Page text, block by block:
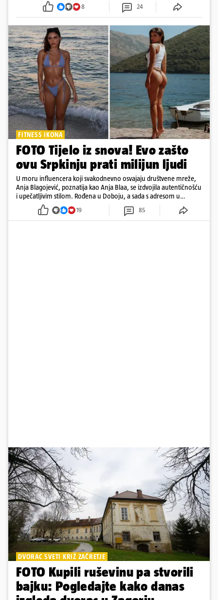
i šoping centri sami biraju koje će to nedjelje biti
8 24
FITNESS IKONA
FOTO Tijelo iz snova! Evo zašto
ovu Srpkinju prati milijun ljudi
U moru influencera koji svakodnevno osvajaju društvene mreže,
Anja Blagojević, poznatija kao Anja Blaa, se izdvojila autentičnošću
i upečatljivim stilom. Rođena u Doboju, a sada s adresom u
Dubaiju, Anja je spoj glamura, discipline i mladenačke energije
19 85
DVORAC SVETI KRIŽ ZAČRETJE
FOTO Kupili ruševinu pa stvorili
bajku: Pogledajte kako danas